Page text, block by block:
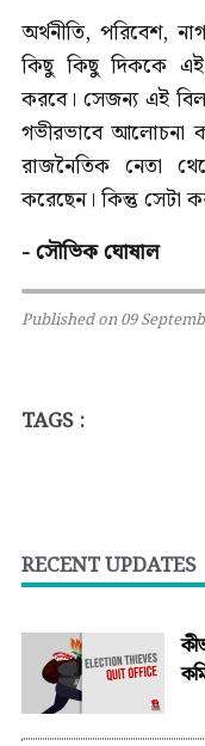
অর্থনীতি, পরিবেশ,
কিছু কিছু দিককে
করবে। সেজন্য এই
গভীরভাবে আলোচনা
রাজনৈতিক নেতা
করেছেন। কিন্তু সেটা
- সৌভিক ঘোষাল
Published on 09
TAGS :
RECENT UPDATES